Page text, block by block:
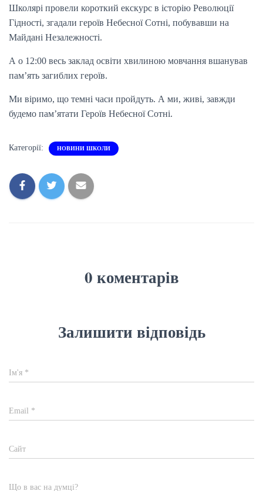
Школярі провели короткий екскурс в історію Революції
Гідності, згадали героїв Небесної Сотні, побувавши на
Майдані Незалежності.
А о 12:00 весь заклад освіти хвилиною мовчання вшанував
пам’ять загиблих героїв.
Ми віримо, що темні часи пройдуть. А ми, живі, завжди
будемо пам’ятати Героїв Небесної Сотні.
Категорії: НОВИНИ ШКОЛИ
0 коментарів
Залишити відповідь
Ім'я *
Email *
Сайт
Що в вас на думці?